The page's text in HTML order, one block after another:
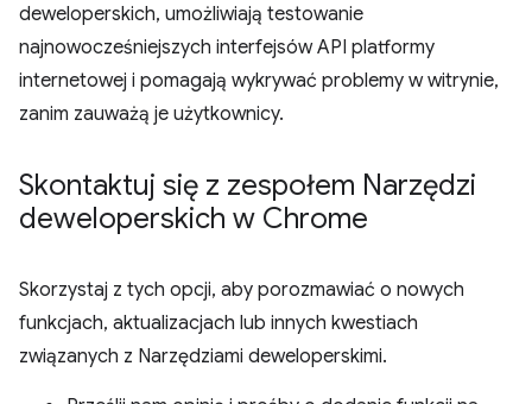
deweloperskich, umożliwiają testowanie
najnowocześniejszych interfejsów API platformy
internetowej i pomagają wykrywać problemy w witrynie,
zanim zauważą je użytkownicy.
Skontaktuj się z zespołem Narzędzi
deweloperskich w Chrome
Skorzystaj z tych opcji, aby porozmawiać o nowych
funkcjach, aktualizacjach lub innych kwestiach
związanych z Narzędziami deweloperskimi.